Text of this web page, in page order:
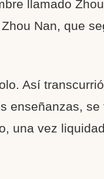
llamado
Nan, que
Así
enseñanzas,
una vez